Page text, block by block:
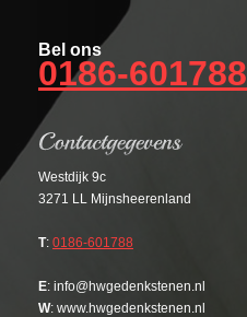
Bel ons
0186-601788
Westdijk 9c
3271 LL Mijnsheerenland
T: 0186-601788
E: info@hwgedenkstenen.nl
W: www.hwgedenkstenen.nl